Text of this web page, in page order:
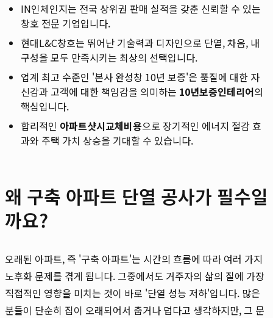
IN인체인지는 전국 상위권 판매 실적을 갖춘 신뢰할 수 있는
창호 전문 기업입니다.
현대L&C창호는 뛰어난 기술력과 디자인으로 단열, 차음, 내
구성을 모두 만족시키는 최상의 선택입니다.
업계 최고 수준인 '본사 완성창 10년 보증'은 품질에 대한 자
신감과 고객에 대한 책임감을 의미하는 10년보증인테리어의
핵심입니다.
합리적인 아파트샷시교체비용으로 장기적인 에너지 절감 효
과와 주택 가치 상승을 기대할 수 있습니다.
왜 구축 아파트 단열 공사가 필수일
까요?
오래된 아파트, 즉 '구축 아파트'는 시간의 흐름에 따라 여러 가지
노후화 문제를 겪게 됩니다. 그중에서도 거주자의 삶의 질에 가장
직접적인 영향을 미치는 것이 바로 '단열 성능 저하'입니다. 많은
분들이 단순히 집이 오래되어서 춥거나 덥다고 생각하지만, 그 문